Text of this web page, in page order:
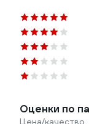
Оценки по
Цена/качество